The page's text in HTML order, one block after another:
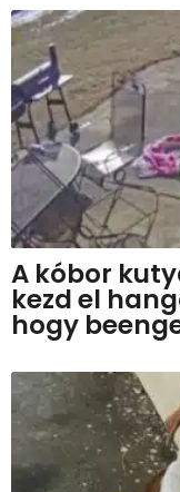
A kóbor
kezd el
hogy